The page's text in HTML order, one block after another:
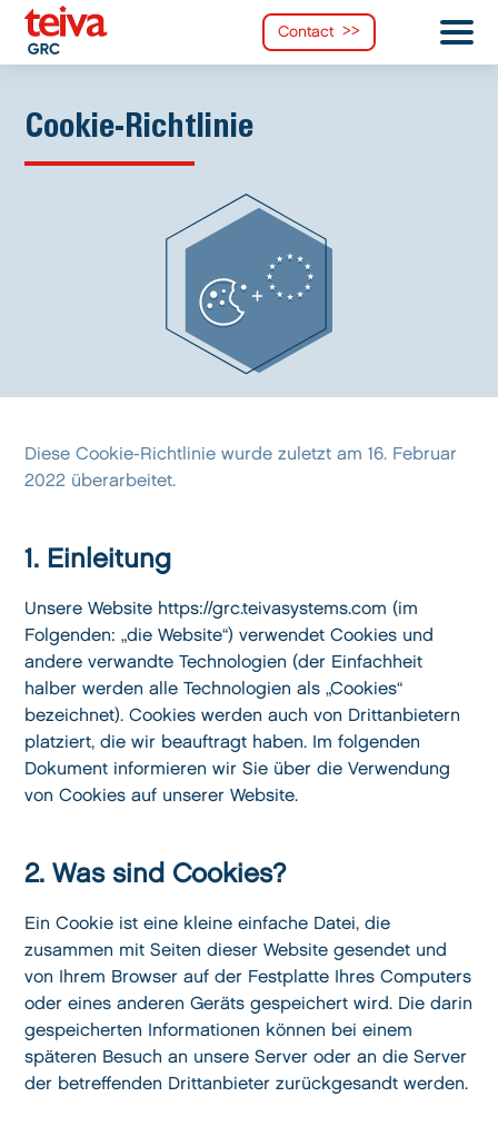
Contact
Cookie-Richtlinie
Diese Cookie-Richtlinie wurde zuletzt am 16. Februar
2022 überarbeitet.
1. Einleitung
Unsere Website https://grc.teivasystems.com (im
Folgenden: „die Website“) verwendet Cookies und
andere verwandte Technologien (der Einfachheit
halber werden alle Technologien als „Cookies“
bezeichnet). Cookies werden auch von Drittanbietern
platziert, die wir beauftragt haben. Im folgenden
Dokument informieren wir Sie über die Verwendung
von Cookies auf unserer Website.
2. Was sind Cookies?
Ein Cookie ist eine kleine einfache Datei, die
zusammen mit Seiten dieser Website gesendet und
von Ihrem Browser auf der Festplatte Ihres Computers
oder eines anderen Geräts gespeichert wird. Die darin
gespeicherten Informationen können bei einem
späteren Besuch an unsere Server oder an die Server
der betreffenden Drittanbieter zurückgesandt werden.